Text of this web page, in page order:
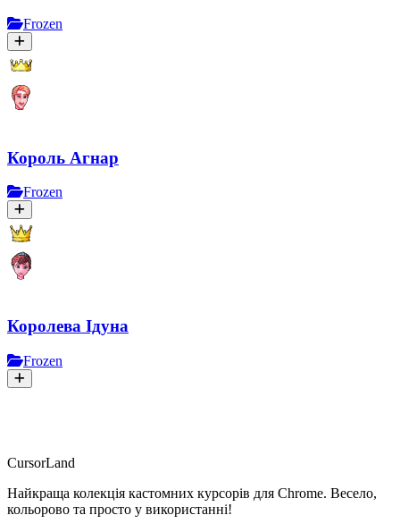
Frozen
Король Агнар
Frozen
Королева Ідуна
Frozen
CursorLand
Найкраща колекція кастомних курсорів для Chrome. Весело,
кольорово та просто у використанні!